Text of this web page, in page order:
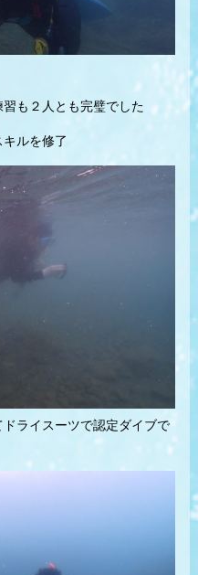
も２人とも完璧でした
ルを修了
ライスーツで認定ダイブで